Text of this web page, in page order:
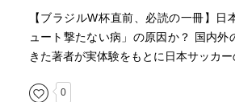
【ブラジルW杯直前、必読の一冊】日
ュート撃たない病」の原因か？ 国内外
きた著者が実体験をもとに日本サッカー
0